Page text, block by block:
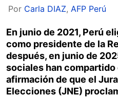
Por Carla DIAZ, AFP Perú
En junio de 2021, Perú
como presidente de la
después, en junio de
sociales han
afirmación de que el
Elecciones (JNE)